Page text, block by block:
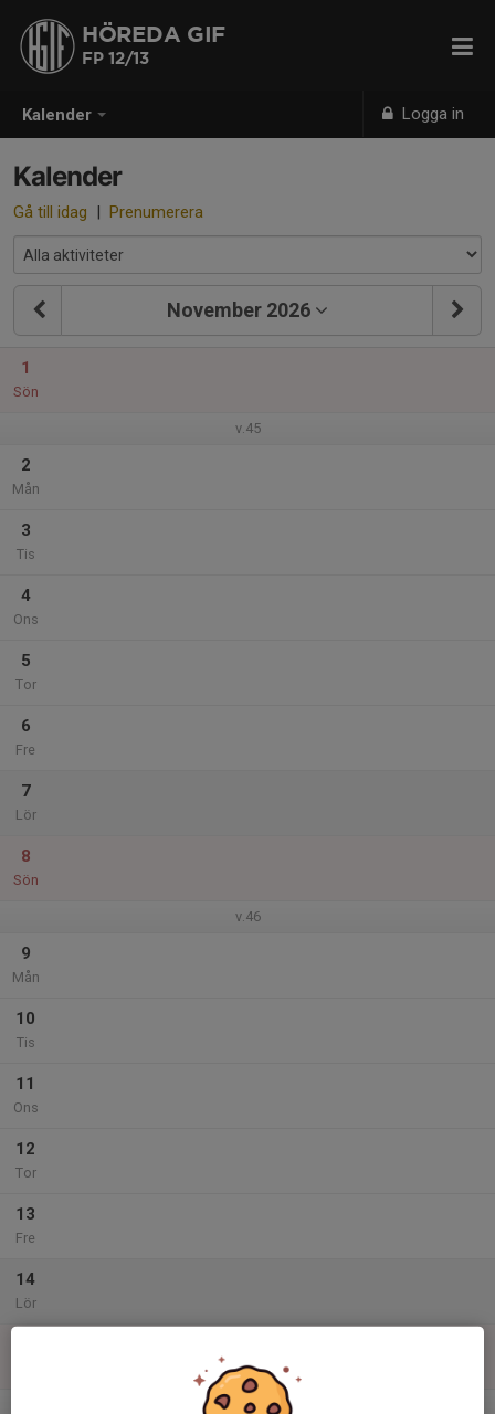
Kalender Logga in
HÖREDA GIF
FP 12/13
Kalender
Gå till idag | Prenumerera
November 2026
1
Sön
v.45
2
Mån
3
Tis
4
Ons
5
Tor
6
Fre
7
Lör
8
Sön
v.46
9
Mån
10
Tis
11
Ons
12
Tor
13
Fre
14
Lör
v.47